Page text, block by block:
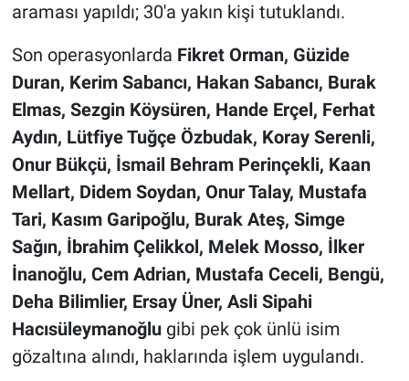
araması yapıldı; 30'a yakın kişi tutuklandı.
Son operasyonlarda Fikret Orman, Güzide
Duran, Kerim Sabancı, Hakan Sabancı, Burak
Elmas, Sezgin Köysüren, Hande Erçel, Ferhat
Aydın, Lütfiye Tuğçe Özbudak, Koray Serenli,
Onur Bükçü, İsmail Behram Perinçekli, Kaan
Mellart, Didem Soydan, Onur Talay, Mustafa
Tari, Kasım Garipoğlu, Burak Ateş, Simge
Sağın, İbrahim Çelikkol, Melek Mosso, İlker
İnanoğlu, Cem Adrian, Mustafa Ceceli, Bengü,
Deha Bilimlier, Ersay Üner, Asli Sipahi
Hacısüleymanoğlugibi pek çok ünlü isim
gözaltına alındı, haklarında işlem uygulandı.